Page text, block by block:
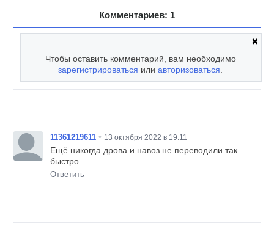
Комментариев: 1
✖
Чтобы оставить комментарий, вам необходимо
зарегистрироваться илиавторизоваться
11361219611 • 13 октября 2022 в 19:11
Ещё никогда дрова и навоз не переводили так
быстро.
Ответить